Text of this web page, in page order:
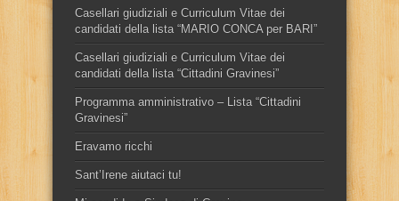
Casellari giudiziali e Curriculum Vitae dei
candidati della lista “MARIO CONCA per BARI”
Casellari giudiziali e Curriculum Vitae dei
candidati della lista “Cittadini Gravinesi”
Programma amministrativo – Lista “Cittadini
Gravinesi”
Eravamo ricchi
Sant’Irene aiutaci tu!